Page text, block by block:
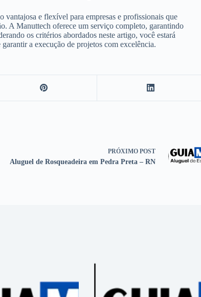
vantajosa e flexível para empresas e profissionais que
A Manuttech oferece um serviço completo, garantindo
os critérios abordados neste artigo, você estará
a execução de projetos com excelência.
PRÓXIMO POST
Aluguel de Rosqueadeira em Pedra Preta – RN